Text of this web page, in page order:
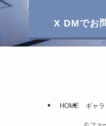
X DMで
HOME ギャ